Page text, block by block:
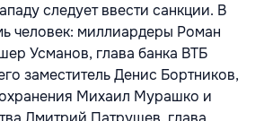
следует ввести санкции. В
человек: миллиардеры Роман
Усманов, глава банка ВТБ
заместитель Денис Бортников,
Михаил Мурашко и